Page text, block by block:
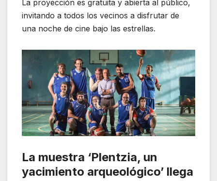
La proyección es gratuita y abierta al público,
invitando a todos los vecinos a disfrutar de
una noche de cine bajo las estrellas.
La muestra ‘Plentzia, un
yacimiento arqueológico’ llega